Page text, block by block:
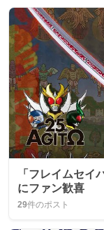
「フレイムセイ
にファン歓喜
29件のポスト